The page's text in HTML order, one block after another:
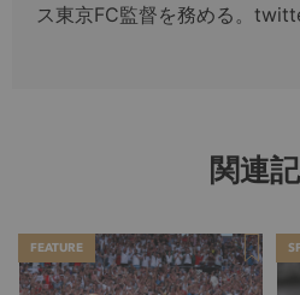
ス東京FC監督を務める。
関連
FEATURE